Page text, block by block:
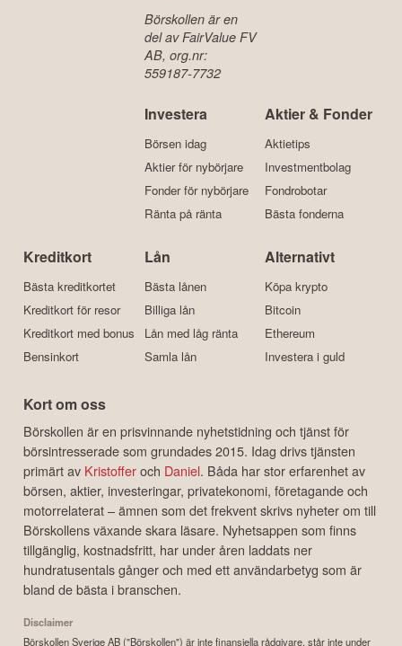
Börskollen är en
del av FairValue FV
AB, org.nr:
559187-7732
Investera
Börsen idag
Aktier för nybörjare
Fonder för nybörjare
Ränta på ränta
Aktier & Fonder
Aktietips
Investmentbolag
Fondrobotar
Bästa fonderna
Kreditkort
Bästa kreditkortet
Kreditkort för resor
Kreditkort med bonus
Bensinkort
Lån
Bästa lånen
Billiga lån
Lån med låg ränta
Samla lån
Alternativt
Köpa krypto
Bitcoin
Ethereum
Investera i guld
Kort om oss
Börskollen är en prisvinnande nyhetstidning och tjänst för
börsintresserade som grundades 2015. Idag drivs tjänsten
primärt av Kristofferoch Daniel. Båda har stor erfarenhet av
börsen, aktier, investeringar, privatekonomi, företagande och
motorrelaterat – ämnen som det frekvent skrivs nyheter om till
Börskollens växande skara läsare. Nyhetsappen som finns
tillgänglig, kostnadsfritt, har under åren laddats ner
hundratusentals gånger och med ett användarbetyg som är
bland de bästa i branschen.
Disclaimer
Börskollen Sverige AB ("Börskollen") är inte finansiella rådgivare, står inte under